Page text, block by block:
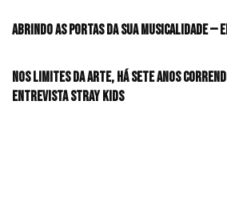
Abrindo as portas da sua musicalidade —
Nos limites da arte, há sete anos
Entrevista Stray Kids